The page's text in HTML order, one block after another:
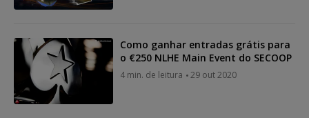
Como ganhar entradas grátis para
o €250 NLHE Main Event do SECOOP
4 min. de leitura 29 out 2020